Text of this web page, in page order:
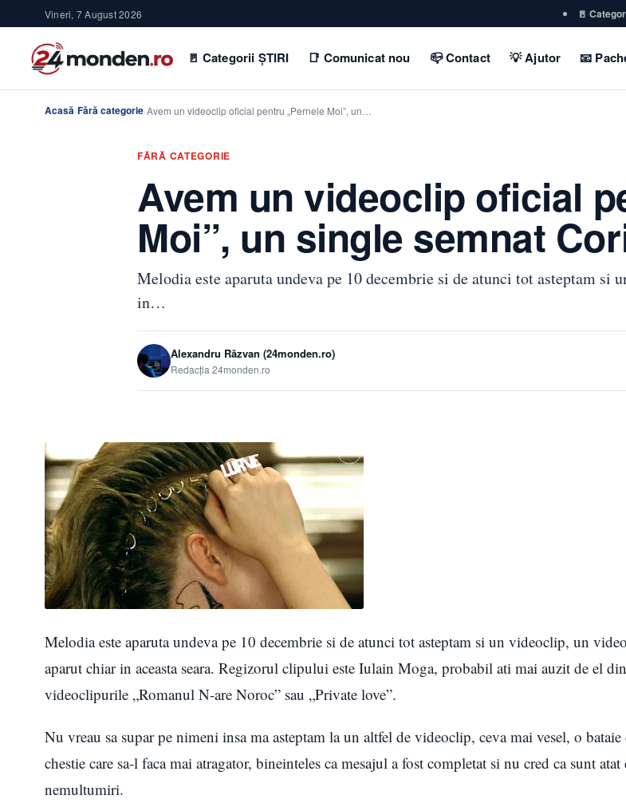
Vineri, 7 August 2026 🚪
🚪 Categorii ȘTIRI 📑 Comunicat nou 📪 Contact 💡 Ajutor 📧
Acasă›Fără categorie›Avem un videoclip oficial pentru „Pernele Moi”, un…
FĂRĂ CATEGORIE
Avem un videoclip oficial
Moi”, un single semnat
Melodia este aparuta undeva pe 10 decembrie si de atunci tot asteptam
in…
Alexandru Răzvan (24monden.ro)
Redacția 24monden.ro
Melodia este aparuta undeva pe 10 decembrie si de atunci tot asteptam si un videoclip, un
aparut chiar in aceasta seara. Regizorul clipului este Iulain Moga, probabil ati mai auzit de el din
videoclipurile „Romanul N-are Noroc” sau „Private love”.
Nu vreau sa supar pe nimeni insa ma asteptam la un altfel de videoclip, ceva mai vesel, o bataie
chestie care sa-l faca mai atragator, bineinteles ca mesajul a fost completat si nu cred ca sunt
nemultumiri.